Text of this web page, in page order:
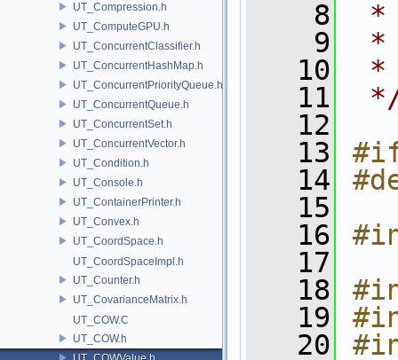
UT_Compression.h
UT_ComputeGPU.h
UT_ConcurrentClassifier.h
UT_ConcurrentHashMap.h
UT_ConcurrentPriorityQueue.h
UT_ConcurrentQueue.h
UT_ConcurrentSet.h
UT_ConcurrentVector.h
UT_Condition.h
UT_Console.h
UT_ContainerPrinter.h
UT_Convex.h
UT_CoordSpace.h
UT_CoordSpaceImpl.h
UT_Counter.h
UT_CovarianceMatrix.h
UT_COW.C
UT_COW.h
    8
*
    9
*
   10
*
   11
   12
   13
   14
   15
   16
   17
   18
   19
   20